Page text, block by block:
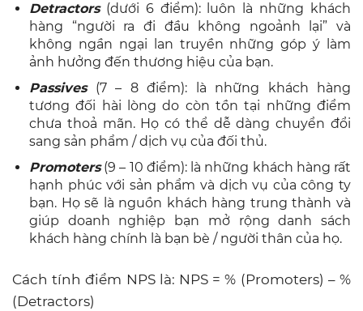
Detractors(dưới 6 điểm): luôn là những khách
hàng “người ra đi đầu không ngoảnh lại” và
không ngần ngại lan truyền những góp ý làm
ảnh hưởng đến thương hiệu của bạn.
Passives(7 – 8 điểm): là những khách hàng
tương đối hài lòng do còn tồn tại những điểm
chưa thoả mãn. Họ có thể dễ dàng chuyển đổi
sang sản phẩm / dịch vụ của đối thủ.
Promoters(9 – 10 điểm): là những khách hàng rất
hạnh phúc với sản phẩm và dịch vụ của công ty
bạn. Họ sẽ là nguồn khách hàng trung thành và
giúp doanh nghiệp bạn mở rộng danh sách
khách hàng chính là bạn bè / người thân của họ.
Cách tính điểm NPS là: NPS = % (Promoters) – %
(Detractors)